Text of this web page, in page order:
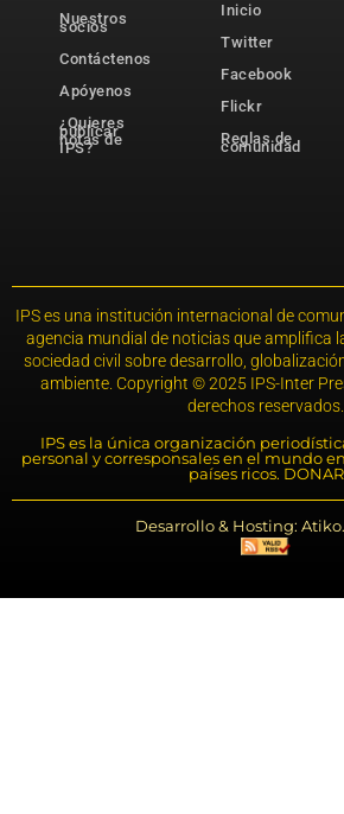
Nuestros
socios
Contáctenos
Apóyenos
¿Quieres
publicar
notas de
IPS?
Inicio
Twitter
Facebook
Flickr
Reglas de
comunidad
IPS es una institución internacional de
agencia mundial de noticias que amplifica
sociedad civil sobre desarrollo,
ambiente. Copyright © 2025 IPS-Inter
derechos reservados.
IPS es la única organización
personal y corresponsales en el mundo
países ricos. DONAR
Desarrollo & Hosting: